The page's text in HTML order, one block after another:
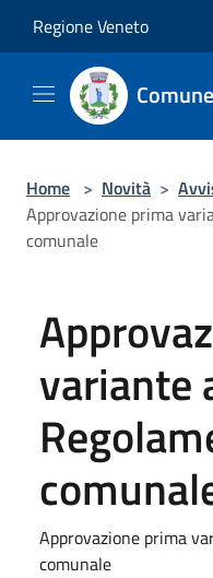
Regione Veneto
Home > Novità >
Approvazione prima
comunale
variante
Approvazione prima
comunale